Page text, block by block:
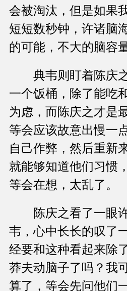
会被淘汰，但是如
短短数秒钟，许诸脑
的可能，不大的脑容
典韦则盯着陈庆之
一个饭桶，除了能吃
为虑，而陈庆之才是
等会应该故意出慢一
自己作弊，然后重新
就能够知道他们习惯
等会在想，太乱了。
陈庆之看了一眼许
韦，心中长长的叹了
经要和这种看起来除
莽夫动脑子了吗？我
算了，等会先问他们